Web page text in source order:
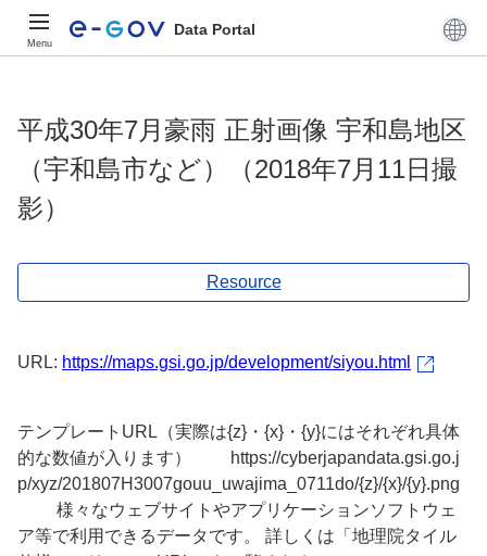
Menu
Data Portal
平成30年7月豪雨 正射画像 宇和島地区
（宇和島市など）（2018年7月11日撮
影）
Resource
URL: https://maps.gsi.go.jp/development/siyou.html
テンプレートURL（実際は{z}・{x}・{y}にはそれぞれ具体
的な数値が入ります） https://cyberjapandata.gsi.go.j
p/xyz/201807H3007gouu_uwajima_0711do/{z}/{x}/{y}.png
様々なウェブサイトやアプリケーションソフトウェ
ア等で利用できるデータです。 詳しくは「地理院タイル